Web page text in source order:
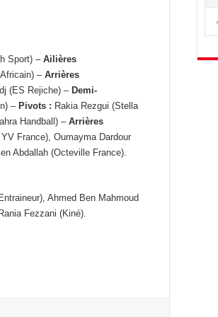
Sport) – Ailières
– Arrières
(ES Rejiche) – Demi-
– Pivots : Rakia Rezgui (Stella
Handball) – Arrières
France), Oumayma Dardour
Abdallah (Octeville France).
Ahmed Ben Mahmoud
Fezzani (Kiné).